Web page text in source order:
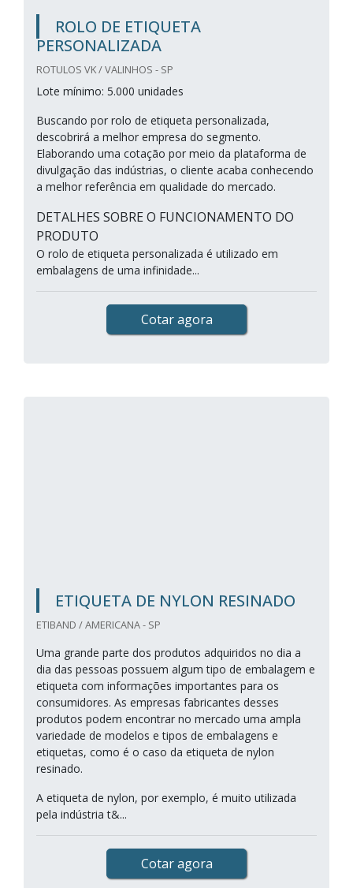
ROLO DE ETIQUETA
PERSONALIZADA
ROTULOS VK / VALINHOS - SP
Lote mínimo: 5.000 unidades
Buscando por rolo de etiqueta personalizada,
descobrirá a melhor empresa do segmento.
Elaborando uma cotação por meio da plataforma de
divulgação das indústrias, o cliente acaba conhecendo
a melhor referência em qualidade do mercado.
DETALHES SOBRE O FUNCIONAMENTO DO
PRODUTO
O rolo de etiqueta personalizada é utilizado em
embalagens de uma infinidade...
Cotar agora
ETIQUETA DE NYLON RESINADO
ETIBAND / AMERICANA - SP
Uma grande parte dos produtos adquiridos no dia a
dia das pessoas possuem algum tipo de embalagem e
etiqueta com informações importantes para os
consumidores. As empresas fabricantes desses
produtos podem encontrar no mercado uma ampla
variedade de modelos e tipos de embalagens e
etiquetas, como é o caso da etiqueta de nylon
resinado.
A etiqueta de nylon, por exemplo, é muito utilizada
pela indústria t&...
Cotar agora